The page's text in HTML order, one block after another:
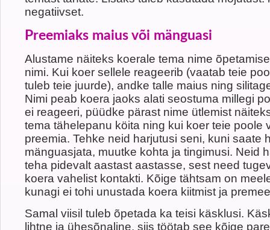
negatiivset.
Preemiaks maius või mänguasi
Alustame näiteks koerale tema nime
nimi. Kui koer sellele reageerib (vaatab teie
tuleb teie juurde), andke talle maius ning
Nimi peab koera jaoks alati seostuma millegi
ei reageeri, püüdke pärast nime ütlemist
tema tähelepanu köita ning kui koer teie poole
preemia. Tehke neid harjutusi seni, kuni saate
mänguasjata, muutke kohta ja tingimusi. Neid
teha pidevalt aastast aastasse, sest need
koera vahelist kontakti. Kõige tähtsam on
kunagi ei tohi unustada koera kiitmist ja
Samal viisil tuleb õpetada ka teisi käsklusi.
lihtne ja ühesõnaline, siis töötab see kõige